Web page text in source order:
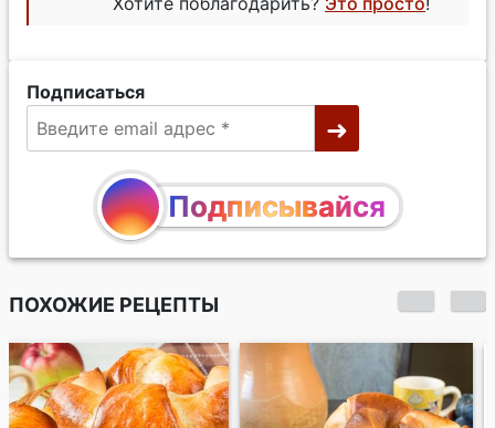
Подписаться
Подписывайся
ПОХОЖИЕ РЕЦЕПТЫ